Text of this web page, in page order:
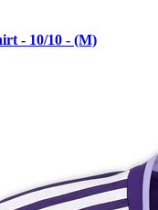
- 10/10 - (M)